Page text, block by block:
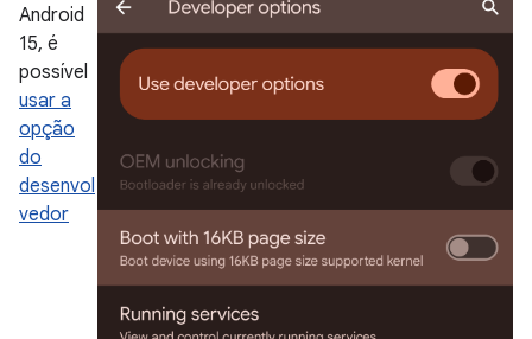
Android
15, é
possível
usar a
opção
do
desenvol
vedor